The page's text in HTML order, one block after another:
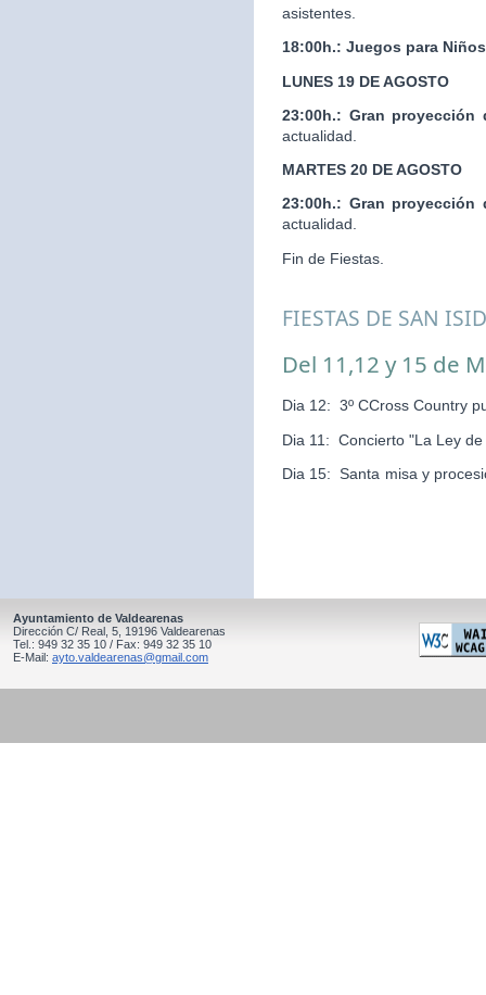
asistentes.
18:00h.: Juegos para Niños
LUNES 19 DE AGOSTO
23:00h.: Gran proyección
actualidad.
MARTES 20 DE AGOSTO
23:00h.: Gran proyección
actualidad.
Fin de Fiestas.
FIESTAS DE SAN
Del 11,12 y 15 de
Dia 12: 3º CCross Country
Dia 11: Concierto "La Ley
Dia 15: Santa misa y
Ayuntamiento de Valdearenas
Dirección C/ Real, 5, 19196 Valdearenas
Tel.: 949 32 35 10 / Fax: 949 32 35 10
E-Mail: ayto.valdearenas@gmail.com